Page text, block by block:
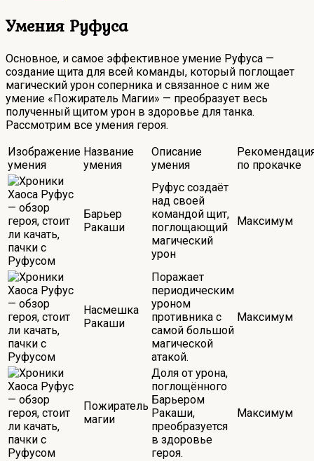
Умения Руфуса
Основное, и самое эффективное умение Руфуса —
создание щита для всей команды, который поглощает
магический урон соперника и связанное с ним же
умение «Пожиратель Магии» — преобразует весь
полученный щитом урон в здоровье для танка.
Рассмотрим все умения героя.
Изображение
умения
Название
умения
Описание
умения
по прокачке
Барьер
Ракаши
Руфус создаёт
над своей
командой щит,
поглощающий
магический
урон
Максимум
Насмешка
Ракаши
Поражает
периодическим
уроном
противника с
самой большой
магической
атакой.
Максимум
Пожиратель
магии
Доля от урона,
поглощённого
Барьером
Ракаши,
преобразуется
в здоровье
героя.
Максимум